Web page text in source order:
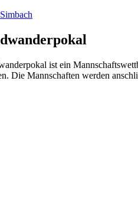
ist ein
Die Mannschaften werden